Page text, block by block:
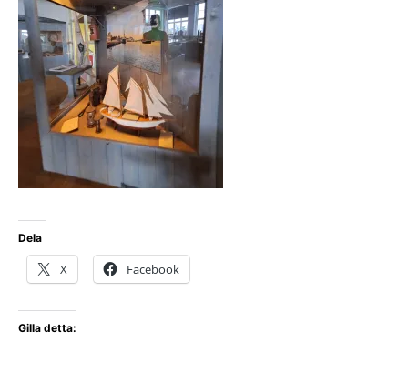
Dela
X Facebook
Gilla detta: